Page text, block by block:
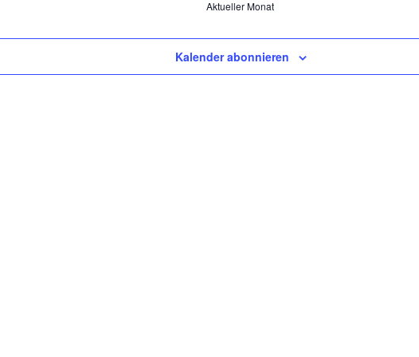
Aktueller Monat
Kalender abonnieren